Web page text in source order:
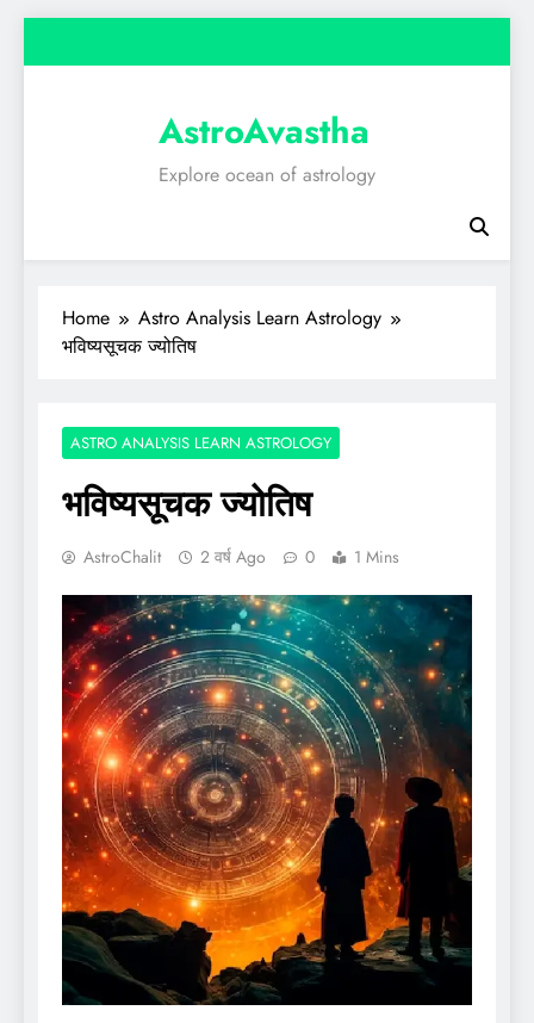
to
AstroAvastha
Explore ocean of astrology
Home
Astro Analysis Learn Astrology
भविष्यसूचक ज्योतिष
ASTRO ANALYSIS LEARN ASTROLOGY
भविष्यसूचक ज्योतिष
AstroChalit 2 वर्ष Ago 0 1 Mins